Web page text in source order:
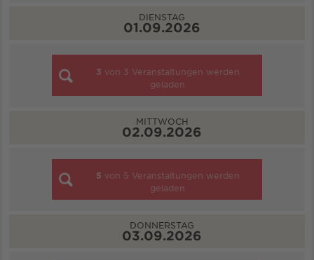
DIENSTAG
01.09.2026
3 von 3 Veranstaltungen werden
geladen
MITTWOCH
02.09.2026
5 von 5 Veranstaltungen werden
geladen
DONNERSTAG
03.09.2026